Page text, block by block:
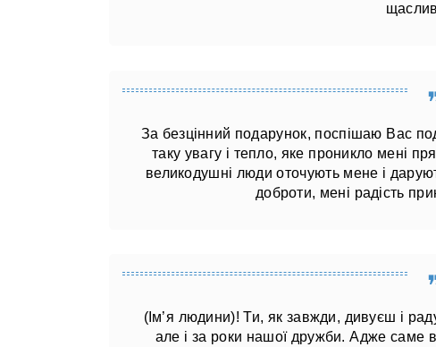
За безцінний подарунок, поспішаю Вас
таку увагу і тепло, яке проникло мені
великодушні люди оточують мене і
доброти, мені радість
(Ім’я людини)! Ти, як завжди, дивуєш і
але і за роки нашої дружби. Адже саме